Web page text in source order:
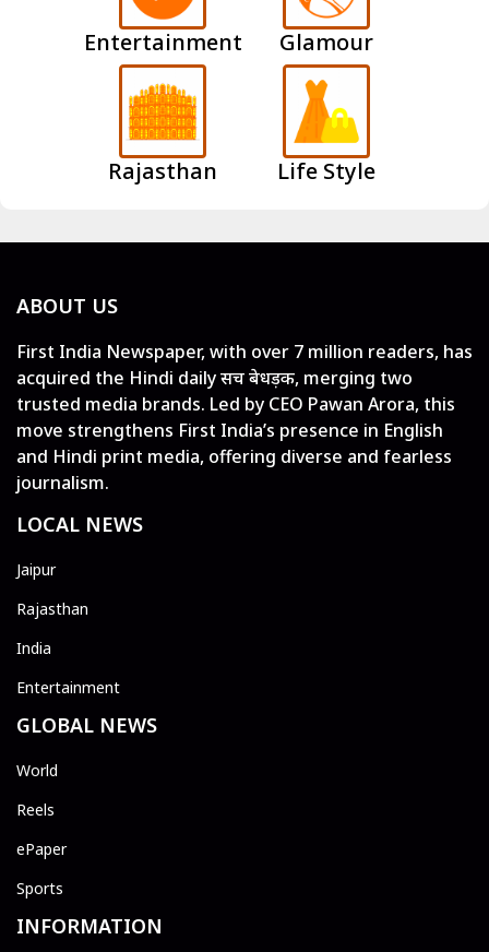
Entertainment Glamour
Rajasthan Life Style
ABOUT US
First India Newspaper, with over 7 million readers, has
acquired the Hindi daily सच बेधड़क, merging two
trusted media brands. Led by CEO Pawan Arora, this
move strengthens First India’s presence in English
and Hindi print media, offering diverse and fearless
journalism.
LOCAL NEWS
Jaipur
Rajasthan
India
Entertainment
GLOBAL NEWS
World
Reels
ePaper
Sports
INFORMATION